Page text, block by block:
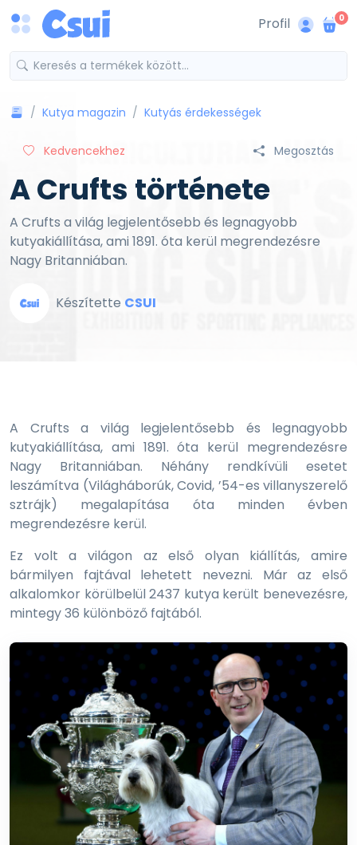
Profil 0
Kutya magazin Kutyás érdekességek
Kedvencekhez Megosztás
A Crufts története
A Crufts a világ legjelentősebb és legnagyobb
kutyakiállítása, ami 1891. óta kerül megrendezésre
Nagy Britanniában.
Készítette CSUI
A Crufts a világ legjelentősebb és legnagyobb
kutyakiállítása, ami 1891. óta kerül megrendezésre
Nagy Britanniában. Néhány rendkívüli esetet
leszámítva (Világháborúk, Covid, ’54-es villanyszerelő
sztrájk) megalapítása óta minden évben
megrendezésre kerül.
Ez volt a világon az első olyan kiállítás, amire
bármilyen fajtával lehetett nevezni. Már az első
alkalomkor körülbelül 2437 kutya került benevezésre,
mintegy 36 különböző fajtából.